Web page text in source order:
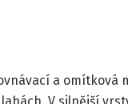
a omítková